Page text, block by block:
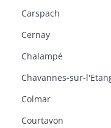
Carspach
Cernay
Chalampé
Chavannes-sur-
Colmar
Courtavon